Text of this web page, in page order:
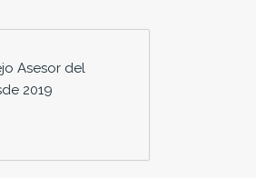
Asesor del
2019